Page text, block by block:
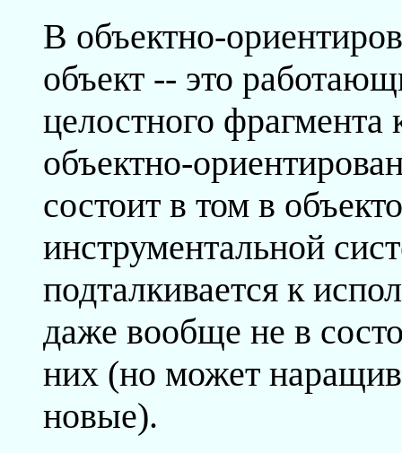
В объектно-
объект -- это
целостного
объектно-
состоит в том в
инструментальной
подталкивается к
даже вообще не в
них (но может
новые).